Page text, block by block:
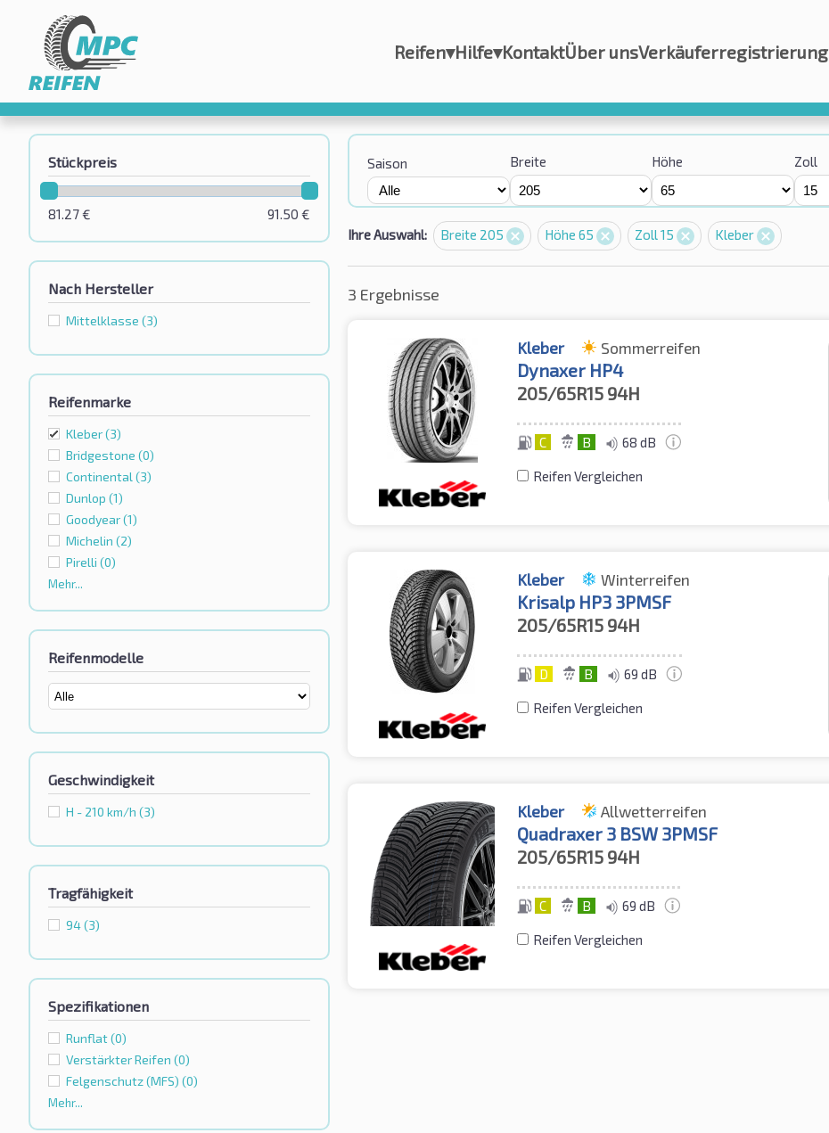
Reifen▾Hilfe▾KontaktÜber unsVerkäuferregistrierung
Stückpreis
91.50 €
81.27€
Nach Hersteller
Mittelklasse (3)
Reifenmarke
Kleber(3)
Bridgestone (0)
Continental (3)
Dunlop (1)
Goodyear(1)
Michelin (2)
Pirelli (0)
Mehr...
Reifenmodelle
Geschwindigkeit
H - 210 km/h (3)
Tragfähigkeit
94(3)
Spezifikationen
Runflat(0)
Verstärkter Reifen (0)
Felgenschutz (MFS) (0)
Mehr...
Saison Breite Höhe Zoll
Ihre Auswahl: Breite 205 Höhe 65 Zoll 15 Kleber
3 Ergebnisse
Kleber Sommerreifen
Dynaxer HP4
205/65R15 94H
C B 68 dB
Reifen Vergleichen
Kleber Winterreifen
Krisalp HP3 3PMSF
205/65R15 94H
D B 69 dB
Reifen Vergleichen
Kleber Allwetterreifen
Quadraxer 3 BSW 3PMSF
205/65R15 94H
C B 69 dB
Reifen Vergleichen